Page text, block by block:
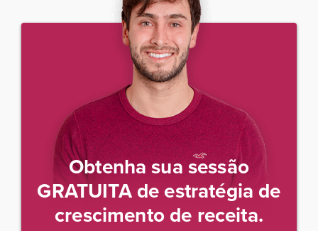
Obtenha sua sessão
GRATUITA de estratégia de
crescimento de receita.